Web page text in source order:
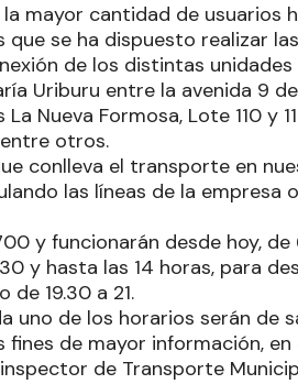
mayor cantidad de usuarios
se ha dispuesto realizar las
de los distintas
Uriburu entre la avenida 9
Nueva Formosa, Lote 110 y
otros.
conlleva el transporte en
las líneas de la empresa
y funcionarán desde hoy, de
y hasta las 14 horas, para
19.30 a 21.
uno de los horarios serán de
de mayor información, en
de Transporte